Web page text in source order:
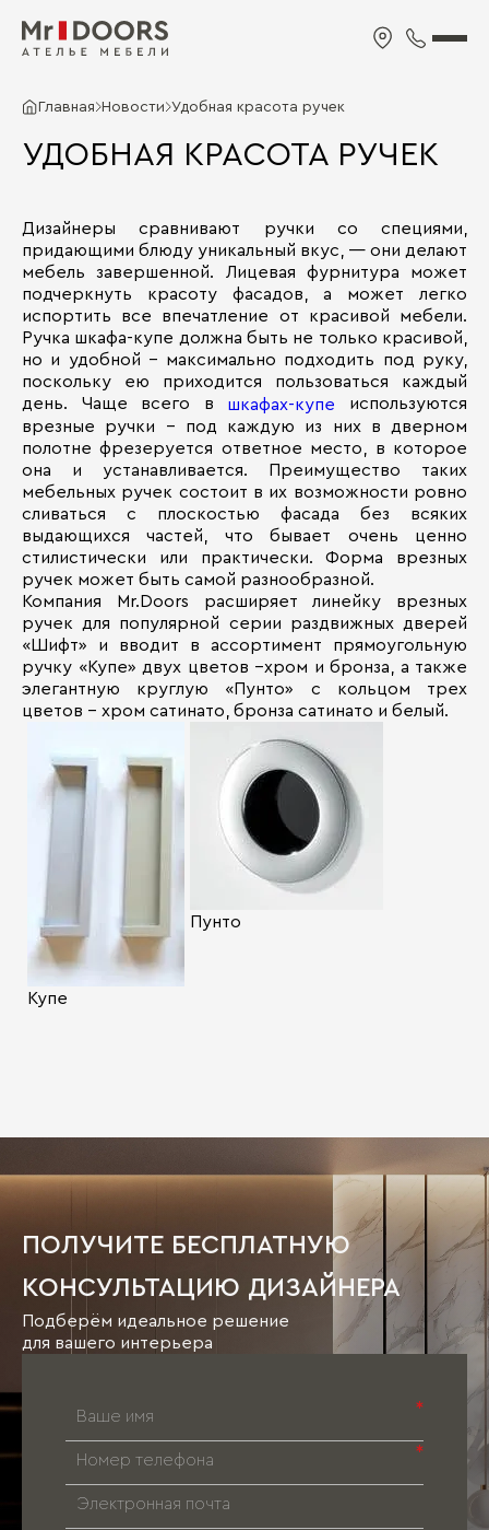
Главная Новости Удобная красота ручек
УДОБНАЯ КРАСОТА РУЧЕК
Дизайнеры сравнивают ручки со специями,
придающими блюду уникальный вкус, — они делают
мебель завершенной. Лицевая фурнитура может
подчеркнуть красоту фасадов, а может легко
испортить все впечатление от красивой мебели.
Ручка шкафа-купе должна быть не только красивой,
но и удобной – максимально подходить под руку,
поскольку ею приходится пользоваться каждый
день. Чаще всего в шкафах-купе используются
врезные ручки - под каждую из них в дверном
полотне фрезеруется ответное место, в которое
она и устанавливается. Преимущество таких
мебельных ручек состоит в их возможности ровно
сливаться с плоскостью фасада без всяких
выдающихся частей, что бывает очень ценно
стилистически или практически. Форма врезных
ручек может быть самой разнообразной.
Компания Mr.Doors расширяет линейку врезных
ручек для популярной серии раздвижных дверей
«Шифт» и вводит в ассортимент прямоугольную
ручку «Купе» двух цветов –хром и бронза, а также
элегантную круглую «Пунто» с кольцом трех
цветов – хром сатинато, бронза сатинато и белый.
Купе
Пунто
ПОЛУЧИТЕ БЕСПЛАТНУЮ
КОНСУЛЬТАЦИЮ ДИЗАЙНЕРА
Подберём идеальное решение
для вашего интерьера
*
*